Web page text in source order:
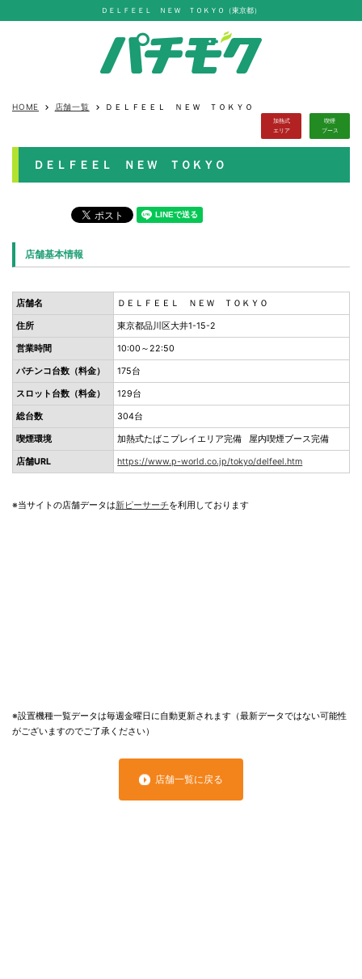
ＤＥＬＦＥＥＬ ＮＥＷ ＴＯＫＹＯ（東京都）
HOME keyboard_arrow_right 店舗一覧 keyboard_arrow_right ＤＥＬＦＥＥＬ ＮＥＷ ＴＯＫＹＯ
加熱式
エリア
喫煙
ブース
ＤＥＬＦＥＥＬ ＮＥＷ ＴＯＫＹＯ
店舗基本情報
店舗名 ＤＥＬＦＥＥＬ ＮＥＷ ＴＯＫＹＯ
住所 東京都品川区大井1-15-2
営業時間 10:00～22:50
パチンコ台数（料金） 175台
スロット台数（料金） 129台
総台数 304台
喫煙環境 加熱式たばこプレイエリア完備 屋内喫煙ブース完備
店舗URL https://www.p-world.co.jp/tokyo/delfeel.htm
※当サイトの店舗データは新ピーサーチを利用しております
※設置機種一覧データは毎週金曜日に自動更新されます（最新データではない可能性
がございますのでご了承ください）
店舗一覧に戻る